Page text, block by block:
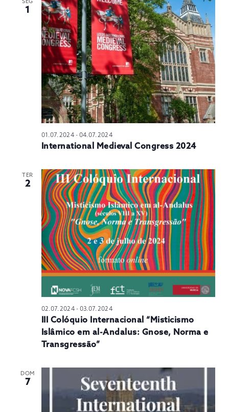
1
01.07.2024- 04.07.2024
International Medieval Congress 2024
TER
2
02.07.2024- 03.07.2024
III Colóquio Internacional “Misticismo
Islâmico em al-Andalus: Gnose, Norma e
Transgressão”
DOM
7